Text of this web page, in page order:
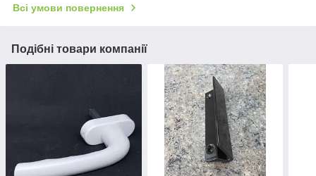
Всі умови повернення
Подібні товари компанії